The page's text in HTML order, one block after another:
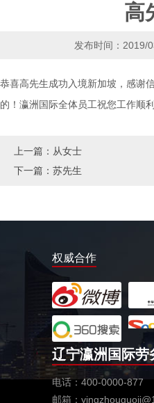
高
发布时间：2019/
恭喜高先生成功入境新加坡，感谢
的！瀛洲国际全体员工祝您工作顺
上一篇： 从女士
下一篇： 苏先生
权威合作
辽宁瀛洲国际劳
电话：400-0000-877
邮箱：